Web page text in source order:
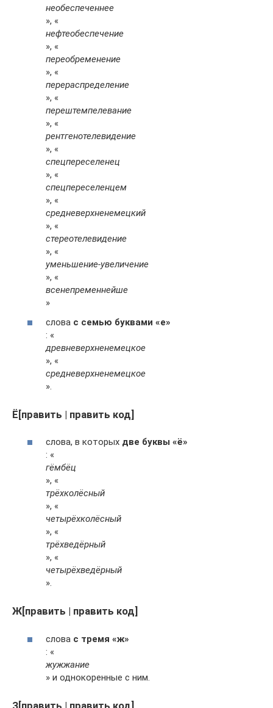
необеспеченнее
», «
нефтеобеспечение
», «
переобременение
», «
перераспределение
», «
перештемпелевание
», «
рентгенотелевидение
», «
спецпереселенец
», «
спецпереселенцем
», «
средневерхненемецкий
», «
стереотелевидение
», «
уменьшение-увеличение
», «
всенепременнейше
»
слова с семью буквами «е»
: «
древневерхненемецкое
», «
средневерхненемецкое
».
Ё[править | править код]
слова, в которых две буквы «ё»
: «
гёмбёц
», «
трёхколёсный
», «
четырёхколёсный
», «
трёхведёрный
», «
четырёхведёрный
».
Ж[править | править код]
слова с тремя «ж»
: «
жужжание
» и однокоренные с ним.